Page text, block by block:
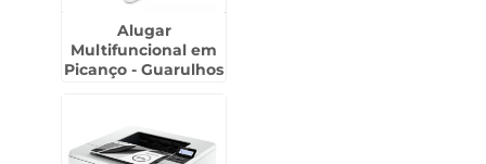
Alugar
Multifuncional em
Picanço - Guarulhos